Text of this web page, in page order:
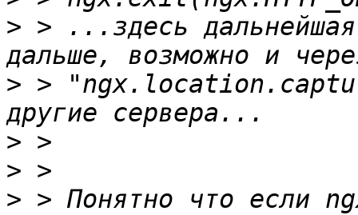
> > ...здесь
> >
>
>
> > Понятно что если